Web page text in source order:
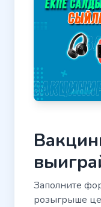
Заполните
розыгрыше